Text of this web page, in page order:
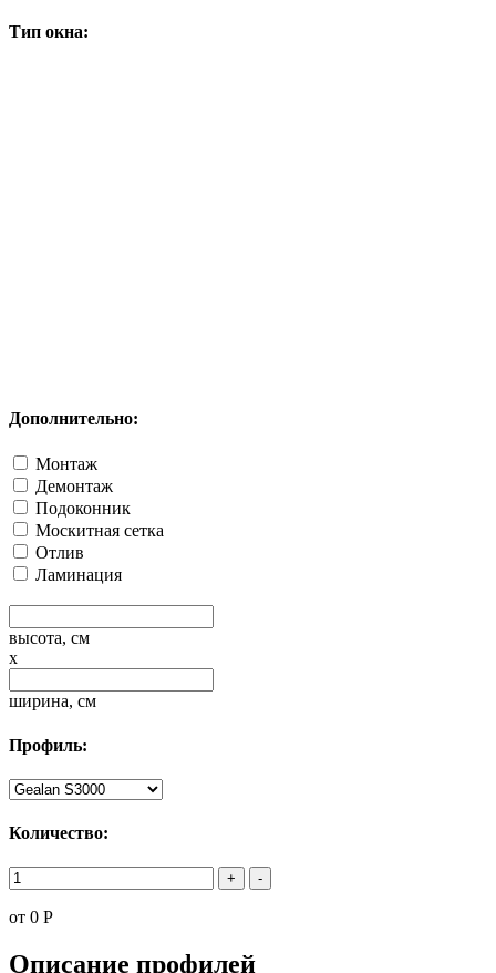
Тип окна:
Дополнительно:
Монтаж
Демонтаж
Подоконник
Москитная сетка
Отлив
Ламинация
высота, см
x
ширина, см
Профиль:
Количество:
+ -
от 0 Р
Описание профилей